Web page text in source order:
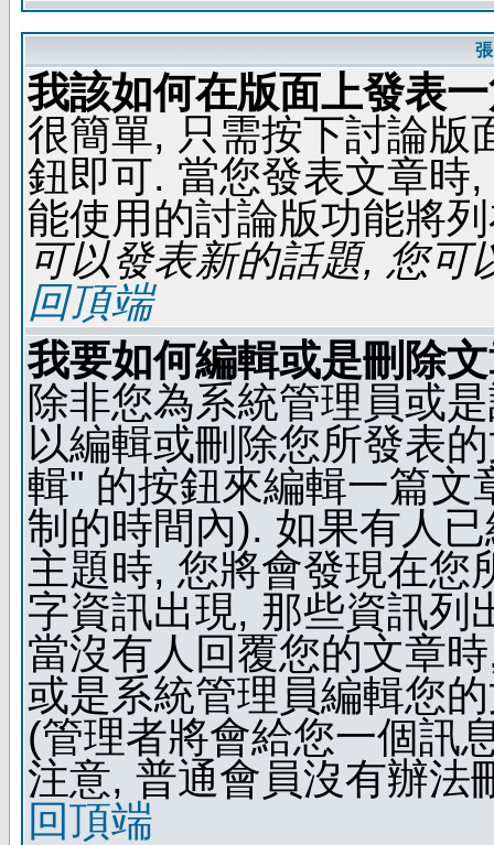
我該如何在版面上發表
很簡單, 只需按下討論版
鈕即可. 當您發表文章時
能使用的討論版功能將
可以發表新的話題, 您可
回頂端
我要如何編輯或是刪除
除非您為系統管理員或
以編輯或刪除您所發表
輯" 的按鈕來編輯一篇文
制的時間內). 如果有人
主題時, 您將會發現在您
字資訊出現, 那些資訊列
當沒有人回覆您的文章
或是系統管理員編輯您
(管理者將會給您一個訊
注意, 普通會員沒有辦法
回頂端